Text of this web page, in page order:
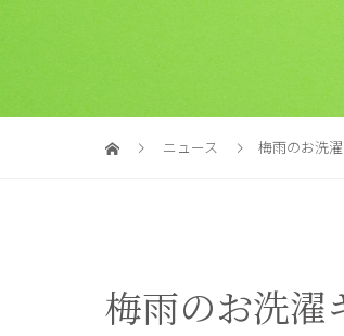
ニュース 梅雨のお洗
梅雨のお洗濯